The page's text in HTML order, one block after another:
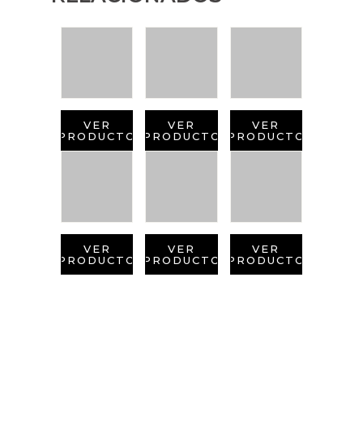
VER
PRODUCTO
VER
PRODUCTO
VER
PRODUCTO
VER
PRODUCTO
VER
PRODUCTO
VER
PRODUCTO